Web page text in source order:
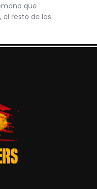
que
el resto de los